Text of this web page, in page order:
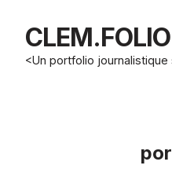
CLEM.FOLIO
<Un portfolio journalistique